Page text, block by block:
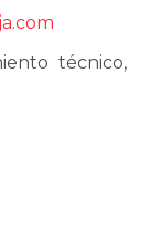
técnico,